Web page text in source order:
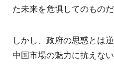
た未来を危惧してのものだ
しかし、政府の思惑とは
中国市場の魅力に抗えない